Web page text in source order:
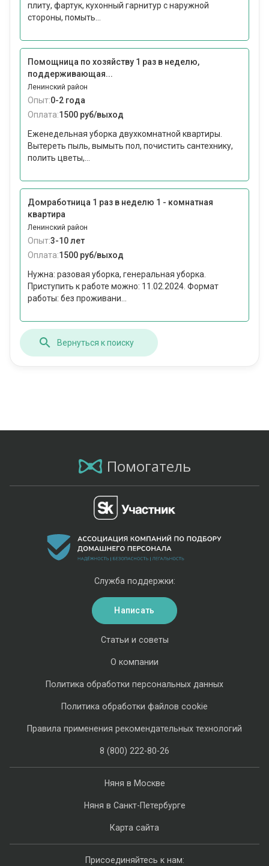
плиту, фартук, кухонный гарнитур с наружной
стороны, помыть...
Помощница по хозяйству 1 раз в неделю,
поддерживающая...
Ленинский район
Опыт:0-2 года
Оплата:1500 руб/выход
Еженедельная уборка двухкомнатной квартиры.
Вытереть пыль, вымыть пол, почистить сантехнику,
полить цветы,...
Домработница 1 раз в неделю 1 - комнатная
квартира
Ленинский район
Опыт:3-10 лет
Оплата:1500 руб/выход
Нужна: разовая уборка, генеральная уборка.
Приступить к работе можно: 11.02.2024. Формат
работы: без проживани...
Вернуться к поиску
Помогатель
Няня в Москве
Няня в Санкт-Петербурге
Карта сайта
Статьи и советы
О компании
Политика обработки персональных данных
Политика обработки файлов cookie
Правила применения рекомендательных технологий
8 (800) 222-80-26
Служба поддержки:
Написать
Присоединяйтесь к нам: